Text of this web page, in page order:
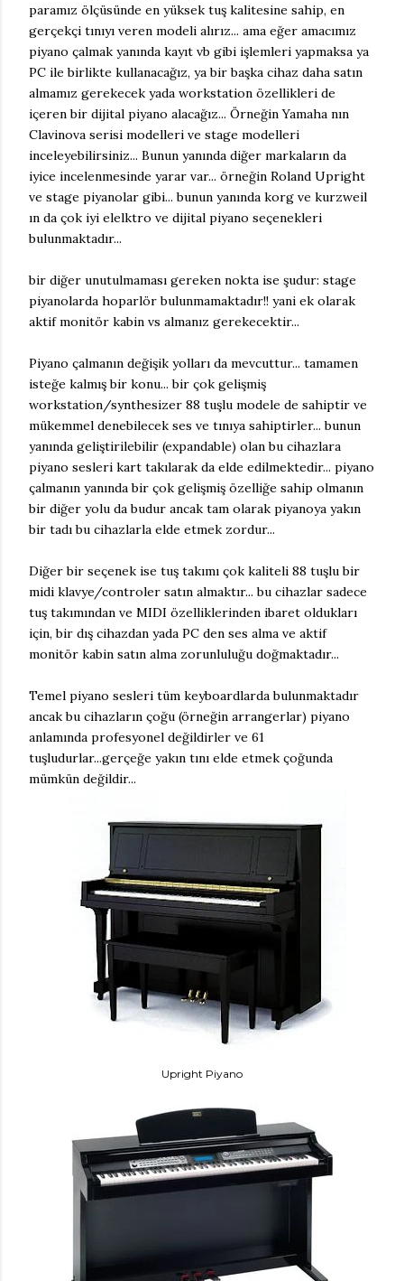
paramız ölçüsünde en yüksek tuş kalitesine sahip, en
gerçekçi tınıyı veren modeli alırız... ama eğer amacımız
piyano çalmak yanında kayıt vb gibi işlemleri yapmaksa ya
PC ile birlikte kullanacağız, ya bir başka cihaz daha satın
almamız gerekecek yada workstation özellikleri de
içeren bir dijital piyano alacağız... Örneğin Yamaha nın
Clavinova serisi modelleri ve stage modelleri
inceleyebilirsiniz... Bunun yanında diğer markaların da
iyice incelenmesinde yarar var... örneğin Roland Upright
ve stage piyanolar gibi... bunun yanında korg ve kurzweil
ın da çok iyi elelktro ve dijital piyano seçenekleri
bulunmaktadır...
bir diğer unutulmaması gereken nokta ise şudur: stage
piyanolarda hoparlör bulunmamaktadır!! yani ek olarak
aktif monitör kabin vs almanız gerekecektir...
Piyano çalmanın değişik yolları da mevcuttur... tamamen
isteğe kalmış bir konu... bir çok gelişmiş
workstation/synthesizer 88 tuşlu modele de sahiptir ve
mükemmel denebilecek ses ve tınıya sahiptirler... bunun
yanında geliştirilebilir (expandable) olan bu cihazlara
piyano sesleri kart takılarak da elde edilmektedir... piyano
çalmanın yanında bir çok gelişmiş özelliğe sahip olmanın
bir diğer yolu da budur ancak tam olarak piyanoya yakın
bir tadı bu cihazlarla elde etmek zordur...
Diğer bir seçenek ise tuş takımı çok kaliteli 88 tuşlu bir
midi klavye/controler satın almaktır... bu cihazlar sadece
tuş takımından ve MIDI özelliklerinden ibaret oldukları
için, bir dış cihazdan yada PC den ses alma ve aktif
monitör kabin satın alma zorunluluğu doğmaktadır...
Temel piyano sesleri tüm keyboardlarda bulunmaktadır
ancak bu cihazların çoğu (örneğin arrangerlar) piyano
anlamında profesyonel değildirler ve 61
tuşludurlar...gerçeğe yakın tını elde etmek çoğunda
mümkün değildir...
Upright Piyano